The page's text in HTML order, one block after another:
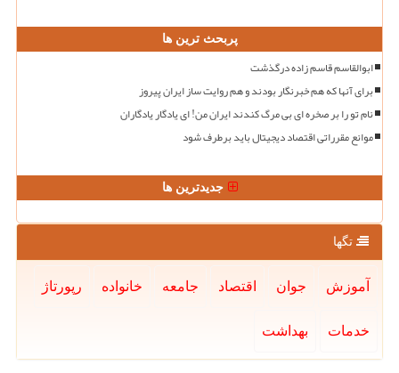
پربحث ترین ها
ابوالقاسم قاسم زاده درگذشت
برای آنها که هم خبرنگار بودند و هم روایت ساز ایران پیروز
نام تو را بر صخره ای بی مرگ کندند ایران من! ای یادگار یادگاران
موانع مقرراتی اقتصاد دیجیتال باید برطرف شود
جدیدترین ها
تگها
آموزش جوان اقتصاد جامعه خانواده رپورتاژ
خدمات بهداشت